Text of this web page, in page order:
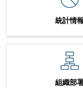
統計情報
組織部